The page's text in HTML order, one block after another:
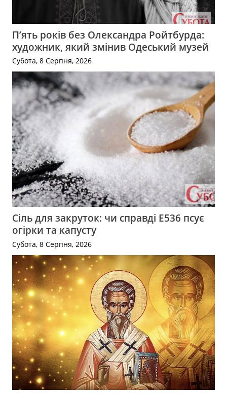
П’ять років без Олександра Ройтбурда:
художник, який змінив Одеський музей
Субота, 8 Серпня, 2026
Сіль для закруток: чи справді Е536 псує
огірки та капусту
Субота, 8 Серпня, 2026